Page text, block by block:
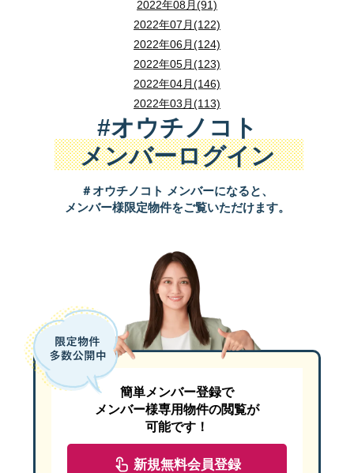
2022年08月(91)
2022年07月(122)
2022年06月(124)
2022年05月(123)
2022年04月(146)
2022年03月(113)
#オウチノコト
メンバーログイン
＃オウチノコト メンバーになると、
メンバー様限定物件をご覧いただけます。
簡単メンバー登録で
メンバー様専用物件の閲覧が
可能です！
新規無料会員登録